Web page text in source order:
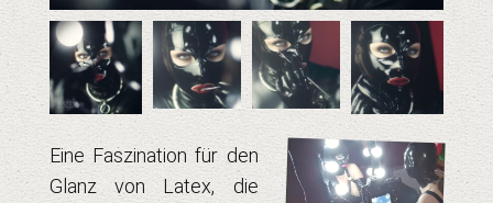
Eine Faszination für den
Glanz von Latex, die